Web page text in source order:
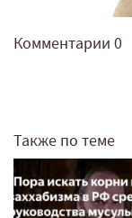
Комментарии 0
Также по теме